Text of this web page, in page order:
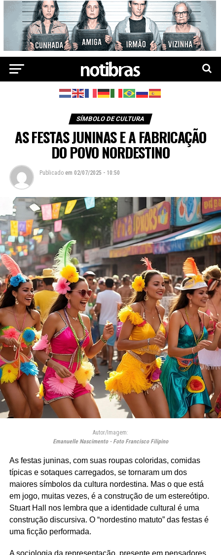
SÍMBOLO DE CULTURA
AS FESTAS JUNINAS E A FABRICAÇÃO
DO POVO NORDESTINO
Publicado em 02/07/2025 - 10:50
Autor/Imagem:
Emanuelle Nascimento - Foto Francisco Filipino
As festas juninas, com suas roupas coloridas, comidas
típicas e sotaques carregados, se tornaram um dos
maiores símbolos da cultura nordestina. Mas o que está
em jogo, muitas vezes, é a construção de um estereótipo.
Stuart Hall nos lembra que a identidade cultural é uma
construção discursiva. O “nordestino matuto” das festas é
uma ficção performada.